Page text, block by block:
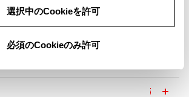
選択中のCookieを許可
必須のCookieのみ許可